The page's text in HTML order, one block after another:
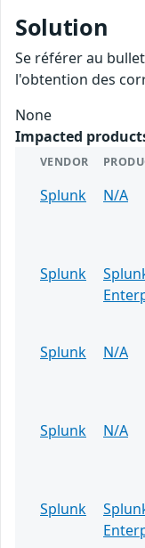
Solution
Se référer au
l'obtention des
None
Impacted
VENDOR
Splunk N/A
Splunk
Splunk
N/A
Splunk
N/A
Splunk